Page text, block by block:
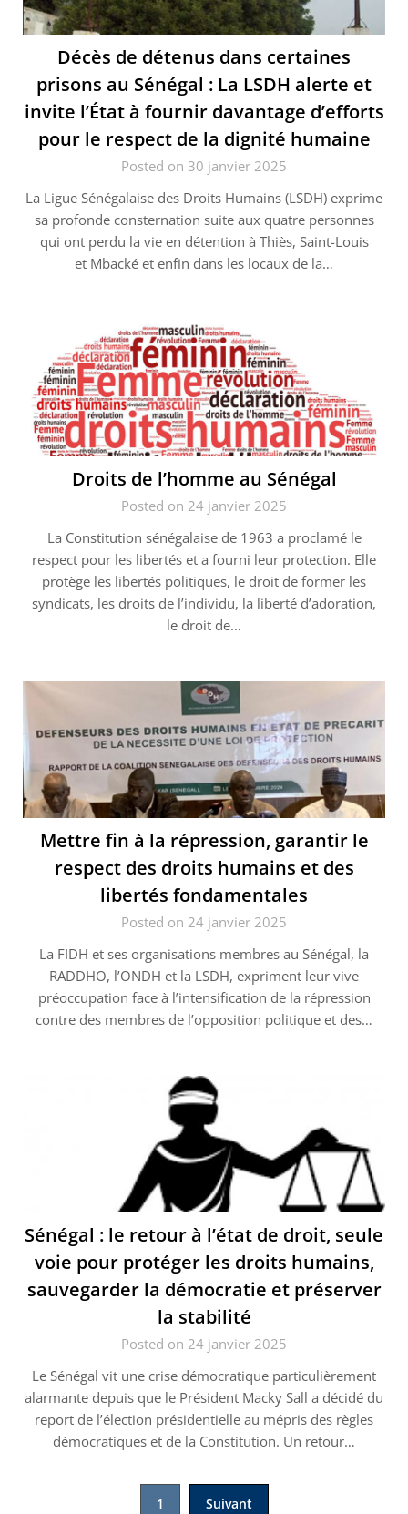
Décès de détenus dans certaines
prisons au Sénégal : La LSDH alerte et
invite l’État à fournir davantage d’efforts
pour le respect de la dignité humaine
Posted on 30 janvier 2025
La Ligue Sénégalaise des Droits Humains (LSDH) exprime
sa profonde consternation suite aux quatre personnes
qui ont perdu la vie en détention à Thiès, Saint-Louis
et Mbacké et enfin dans les locaux de la…
Droits de l’homme au Sénégal
Posted on 24 janvier 2025
La Constitution sénégalaise de 1963 a proclamé le
respect pour les libertés et a fourni leur protection. Elle
protège les libertés politiques, le droit de former les
syndicats, les droits de l’individu, la liberté d’adoration,
le droit de…
Mettre fin à la répression, garantir le
respect des droits humains et des
libertés fondamentales
Posted on 24 janvier 2025
La FIDH et ses organisations membres au Sénégal, la
RADDHO, l’ONDH et la LSDH, expriment leur vive
préoccupation face à l’intensification de la répression
contre des membres de l’opposition politique et des…
Sénégal : le retour à l’état de droit, seule
voie pour protéger les droits humains,
sauvegarder la démocratie et préserver
la stabilité
Posted on 24 janvier 2025
Le Sénégal vit une crise démocratique particulièrement
alarmante depuis que le Président Macky Sall a décidé du
report de l’élection présidentielle au mépris des règles
démocratiques et de la Constitution. Un retour…
1 Suivant